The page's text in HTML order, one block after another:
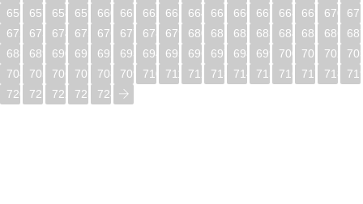
656
657 658 659 660 661 662 663 664 665 666 667 668 669 670
672
673 674 675 676 677 678 679 680 681 682 683 684 685 686
688
689 690 691 692 693 694 695 696 697 698 699 700 701 702
704
705 706 707 708 709 710 711 712 713 714 715 716 717 718
720
721 722 723 724